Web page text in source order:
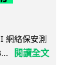
網絡保安測
閱讀全文